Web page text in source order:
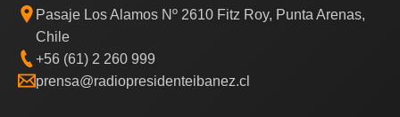
Pasaje Los Alamos Nº 2610 Fitz Roy, Punta Arenas,
Chile
+56 (61) 2 260 999
prensa@radiopresidenteibanez.cl